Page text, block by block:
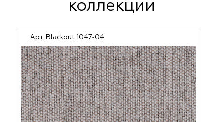
коллекции
Арт. Blackout 1047-04